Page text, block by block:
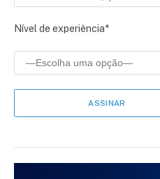
Nível de experiência*